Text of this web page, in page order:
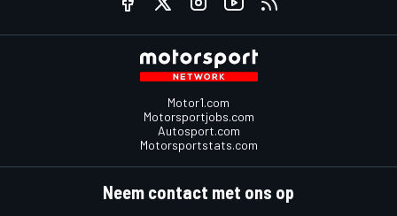
Motor1.com
Motorsportjobs.com
Autosport.com
Motorsportstats.com
Neem contact met ons op